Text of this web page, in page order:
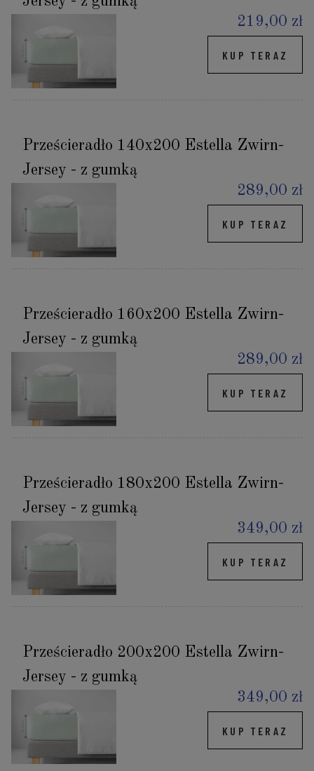
219,00 zł
KUP TERAZ
Prześcieradło 140x200 Estella Zwirn-
Jersey - z gumką
289,00 zł
KUP TERAZ
Prześcieradło 160x200 Estella Zwirn-
Jersey - z gumką
289,00 zł
KUP TERAZ
Prześcieradło 180x200 Estella Zwirn-
Jersey - z gumką
349,00 zł
KUP TERAZ
Prześcieradło 200x200 Estella Zwirn-
Jersey - z gumką
349,00 zł
KUP TERAZ